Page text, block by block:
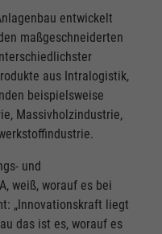
entwickelt
maßgeschneiderten
aus Intralogistik,
beispielsweise
Massivholzindustrie,
und
weiß, worauf es bei
„Innovationskraft liegt
das ist es, worauf es